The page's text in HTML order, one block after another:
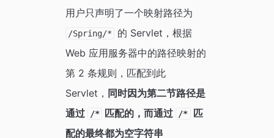
用户只声明了一个映射路径为
/Spring/*
的 Servlet，根据
Web 应用服务器中的路径映射的
第 2 条规则，匹配到此
Servlet， 同时因为第二节路径是
通过 /* 匹配的，而通过 /*
匹
配的最终都为空字符串